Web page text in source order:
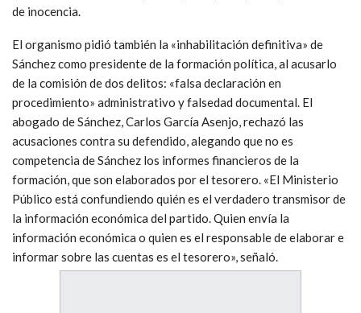
de inocencia.
El organismo pidió también la «inhabilitación definitiva» de
Sánchez como presidente de la formación política, al acusarlo
de la comisión de dos delitos: «falsa declaración en
procedimiento» administrativo y falsedad documental. El
abogado de Sánchez, Carlos García Asenjo, rechazó las
acusaciones contra su defendido, alegando que no es
competencia de Sánchez los informes financieros de la
formación, que son elaborados por el tesorero. «El Ministerio
Público está confundiendo quién es el verdadero transmisor de
la información económica del partido. Quien envía la
información económica o quien es el responsable de elaborar e
informar sobre las cuentas es el tesorero», señaló.